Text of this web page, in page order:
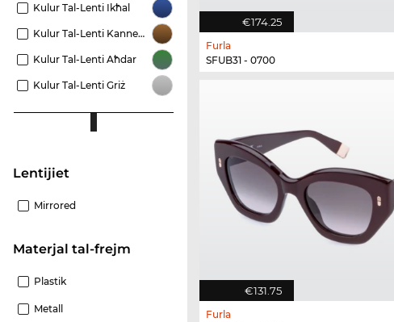
Kulur Tal-Lenti Ikħal
Kulur Tal-Lenti Kannella
Kulur Tal-Lenti Aħdar
Kulur Tal-Lenti Griż
Lentijiet
Mirrored
Materjal tal-frejm
Plastik
Metall
€174.25
Furla
SFUB31 - 0700
€131.75
Furla